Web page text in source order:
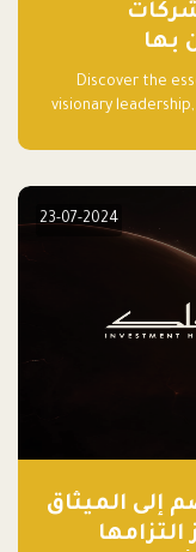
بها
Discover the
visionary
23-07-2024
إلى الميثاق